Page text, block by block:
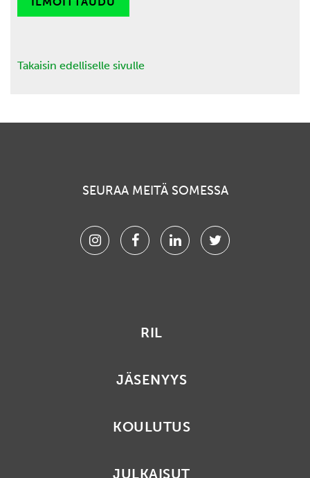
Takaisin edelliselle sivulle
SEURAA MEITÄ SOMESSA
InstagramFacebookLinkedinTwitter
RIL
JÄSENYYS
KOULUTUS
JULKAISUT